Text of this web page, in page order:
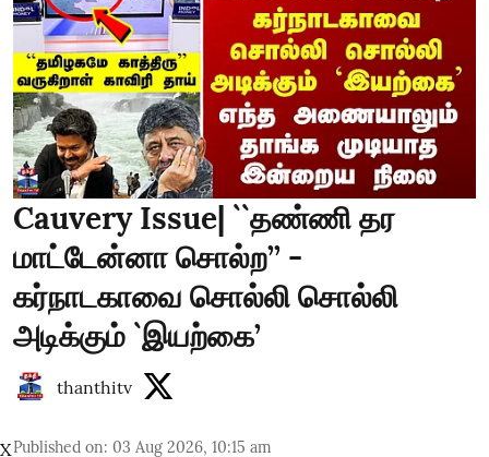
Cauvery Issue| ``தண்ணி தர
மாட்டேன்னா சொல்ற’’ -
கர்நாடகாவை சொல்லி சொல்லி
அடிக்கும் `இயற்கை’
thanthitv
Published on: 03 Aug 2026, 10:15 am
X